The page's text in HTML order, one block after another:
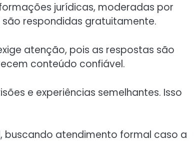
jurídicas, moderadas por
respondidas gratuitamente.
atenção, pois as respostas são
conteúdo confiável.
e experiências semelhantes. Isso
buscando atendimento formal caso a